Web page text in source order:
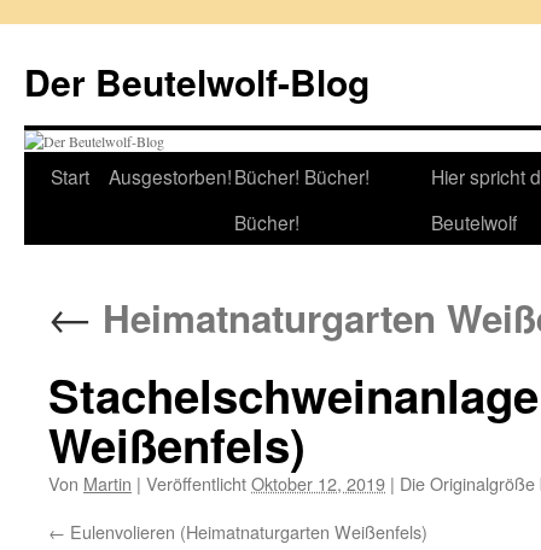
springen
Der Beutelwolf-Blog
Start Ausgestorben!Bücher! Bücher!
Bücher!
Hier spricht
Beutelwolf
← Heimatnaturgarten
Weißenfels)
Von Martin | VeröffentlichtOktober 12, 2019 | Die
Eulenvolieren (Heimatnaturgarten Weißenfels)